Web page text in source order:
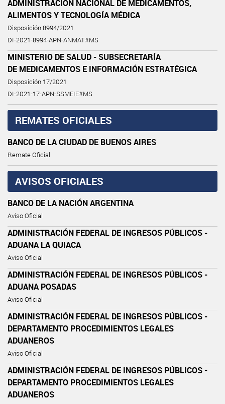
ADMINISTRACIÓN NACIONAL DE MEDICAMENTOS,
ALIMENTOS Y TECNOLOGÍA MÉDICA
Disposición 8994/2021
DI-2021-8994-APN-ANMAT#MS
MINISTERIO DE SALUD - SUBSECRETARÍA
DE MEDICAMENTOS E INFORMACIÓN ESTRATÉGICA
Disposición 17/2021
DI-2021-17-APN-SSMEIE#MS
REMATES OFICIALES
BANCO DE LA CIUDAD DE BUENOS AIRES
Remate Oficial
AVISOS OFICIALES
BANCO DE LA NACIÓN ARGENTINA
Aviso Oficial
ADMINISTRACIÓN FEDERAL DE INGRESOS PÚBLICOS -
ADUANA LA QUIACA
Aviso Oficial
ADMINISTRACIÓN FEDERAL DE INGRESOS PÚBLICOS -
ADUANA POSADAS
Aviso Oficial
ADMINISTRACIÓN FEDERAL DE INGRESOS PÚBLICOS -
DEPARTAMENTO PROCEDIMIENTOS LEGALES
ADUANEROS
Aviso Oficial
ADMINISTRACIÓN FEDERAL DE INGRESOS PÚBLICOS -
DEPARTAMENTO PROCEDIMIENTOS LEGALES
ADUANEROS